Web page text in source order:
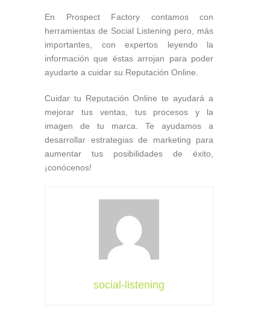
En Prospect Factory contamos con
herramientas de Social Listening pero, más
importantes, con expertos leyendo la
información que éstas arrojan para poder
ayudarte a cuidar su Reputación Online.
Cuidar tu Reputación Online te ayudará a
mejorar tus ventas, tus procesos y la
imagen de tu marca. Te ayudamos a
desarrollar estrategias de marketing para
aumentar tus posibilidades de éxito,
¡conócenos!
social-listening